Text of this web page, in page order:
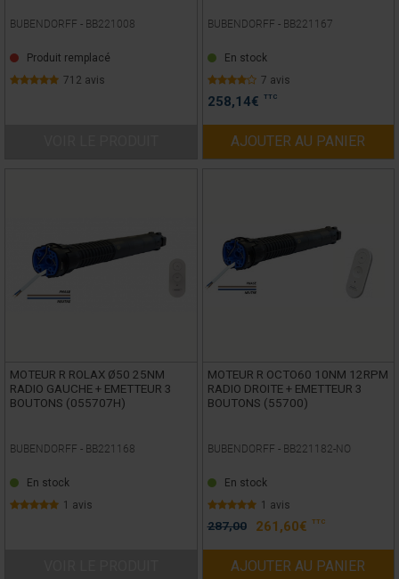
BUBENDORFF - BB221008
Produit remplacé
712 avis
BUBENDORFF - BB221167
En stock
7 avis
258,14€ TTC
AJOUTER AU PANIER
MOTEUR R ROLAX Ø50 25NM
RADIO GAUCHE + EMETTEUR 3
BOUTONS (055707H)
BUBENDORFF - BB221168
En stock
1 avis
MOTEUR R OCTO60 10NM 12RPM
RADIO DROITE + EMETTEUR 3
BOUTONS (55700)
BUBENDORFF - BB221182-NO
En stock
1 avis
287,00 261,60€ TTC
AJOUTER AU PANIER